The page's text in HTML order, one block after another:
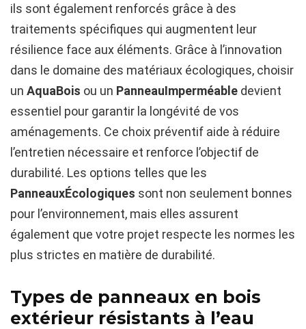
ils sont également renforcés grâce à des
traitements spécifiques qui augmentent leur
résilience face aux éléments. Grâce à l’innovation
dans le domaine des matériaux écologiques, choisir
un AquaBois ou un PanneauImperméable devient
essentiel pour garantir la longévité de vos
aménagements. Ce choix préventif aide à réduire
l’entretien nécessaire et renforce l’objectif de
durabilité. Les options telles que les
PanneauxÉcologiques sont non seulement bonnes
pour l’environnement, mais elles assurent
également que votre projet respecte les normes les
plus strictes en matière de durabilité.
Types de panneaux en bois
extérieur résistants à l’eau